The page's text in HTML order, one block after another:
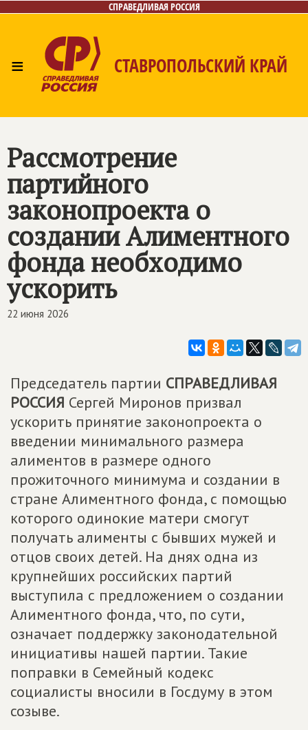
СПРАВЕДЛИВАЯ РОССИЯ
≡ СТАВРОПОЛЬСКИЙ КРАЙ
Рассмотрение
партийного
законопроекта о
создании Алиментного
фонда необходимо
ускорить
22 июня 2026
Председатель партии СПРАВЕДЛИВАЯ
РОССИЯ Сергей Миронов призвал
ускорить принятие законопроекта о
введении минимального размера
алиментов в размере одного
прожиточного минимума и создании в
стране Алиментного фонда, с помощью
которого одинокие матери смогут
получать алименты с бывших мужей и
отцов своих детей. На днях одна из
крупнейших российских партий
выступила с предложением о создании
Алиментного фонда, что, по сути,
означает поддержку законодательной
инициативы нашей партии. Такие
поправки в Семейный кодекс
социалисты вносили в Госдуму в этом
созыве.